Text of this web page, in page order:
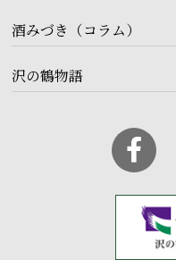
酒みづき（コラム）
沢の鶴物語